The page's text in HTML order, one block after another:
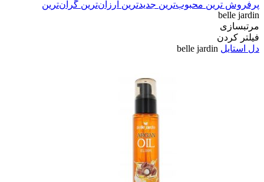
پرفروش ترین محبوب‌ترین جدیدترین ارزان‌ترین گران‌ترین
belle jardin
مرتبسازی
فیلتر کردن
دل استایل belle jardin